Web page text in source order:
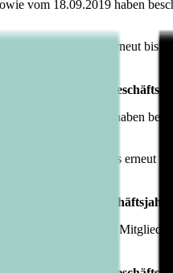
vom 18.09.2019 haben
des Vorstands erneut bis
für das
vom 18.09.2019 haben
des Aufsichtsrats erneut
für das Geschäftsjahr
2020 amtierenden